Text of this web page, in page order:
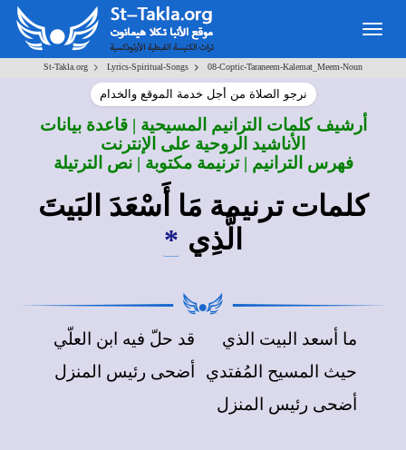
St-Takla.org > Lyrics-Spiritual-Songs > 08-Coptic-Taraneem-Kalemat_Meem-Noun
نرجو الصلاة من أجل خدمة الموقع والخدام
أرشيف كلمات الترانيم المسيحية | قاعدة بيانات
الأناشيد الروحية على الإنترنت
فهرس الترانيم | ترنيمة مكتوبة | نص الترتيلة
كلمات ترنيمة مَا أَسْعَدَ البَيتَ
الَّذِي *
قد حلّ فيه ابن العلّي
ما أسعد البيت الذي
أضحى رئيس المنزل حيث المسيح المُفتدي
أضحى رئيس المنزل